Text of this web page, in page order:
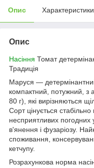
Опис Характеристики
Опис
Насіння Томат
Традиція
Маруся —
компактний, потужний,
80 г), які вирізняються
Сорт цінується
несприятливих погодних
в'янення і фузаріозу.
споживання,
кетчупу.
Розрахункова норма